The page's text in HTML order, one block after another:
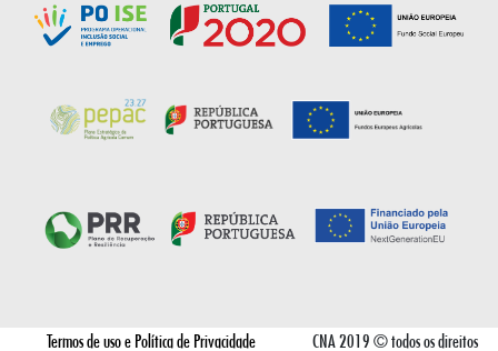
Termos de uso e Política de Privacidade CNA 2019 © todos os direitos